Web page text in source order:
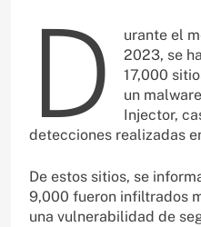
D
urante el
2023, se
17,000
un
Injector,
detecciones realizadas
De estos sitios, se
9,000 fueron infiltrados
una vulnerabilidad de